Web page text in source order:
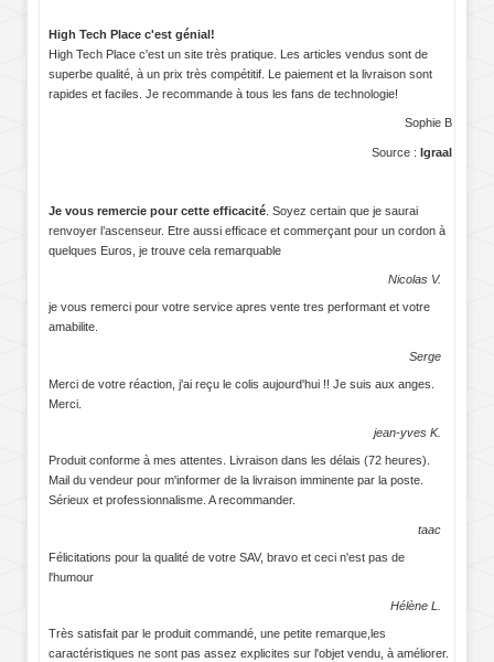
High Tech Place c'est génial!
High Tech Place c'est un site très pratique. Les articles vendus sont de
superbe qualité, à un prix très compétitif. Le paiement et la livraison sont
rapides et faciles. Je recommande à tous les fans de technologie!
Sophie B
Source : Igraal
Je vous remercie pour cette efficacité . Soyez certain que je saurai
renvoyer l’ascenseur. Etre aussi efficace et commerçant pour un cordon à
quelques Euros, je trouve cela remarquable
Nicolas V.
je vous remerci pour votre service apres vente tres performant et votre
amabilite.
Serge
Merci de votre réaction, j'ai reçu le colis aujourd'hui !! Je suis aux anges.
Merci.
jean-yves K.
Produit conforme à mes attentes. Livraison dans les délais (72 heures).
Mail du vendeur pour m'informer de la livraison imminente par la poste.
Sérieux et professionnalisme. A recommander.
taac
Félicitations pour la qualité de votre SAV, bravo et ceci n'est pas de
l'humour
Hélène L.
Très satisfait par le produit commandé, une petite remarque,les
caractéristiques ne sont pas assez explicites sur l'objet vendu, à améliorer.